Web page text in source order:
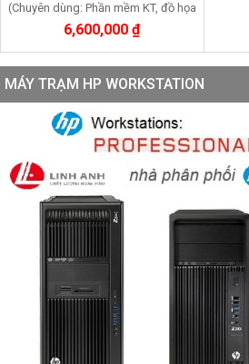
(Chuyên dùng: Phần mềm KT, đồ họa
cơ bản, tin học văn phòng)
6,600,000 ₫
MÁY TRẠM HP WORKSTATION